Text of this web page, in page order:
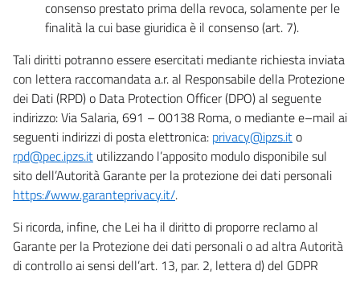
consenso prestato prima della revoca, solamente per le
finalità la cui base giuridica è il consenso (art. 7).
Tali diritti potranno essere esercitati mediante richiesta inviata
con lettera raccomandata a.r. al Responsabile della Protezione
dei Dati (RPD) o Data Protection Officer (DPO) al seguente
indirizzo: Via Salaria, 691 – 00138 Roma, o mediante e–mail ai
seguenti indirizzi di posta elettronica: privacy@ipzs.ito
rpd@pec.ipzs.it utilizzando l’apposito modulo disponibile sul
sito dell’Autorità Garante per la protezione dei dati personali
https://www.garanteprivacy.it/.
Si ricorda, infine, che Lei ha il diritto di proporre reclamo al
Garante per la Protezione dei dati personali o ad altra Autorità
di controllo ai sensi dell’art. 13, par. 2, lettera d) del GDPR